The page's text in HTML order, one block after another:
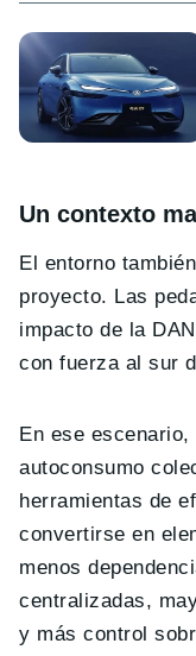
Un contexto
El entorno
proyecto. Las
impacto de la
con fuerza al sur
En ese
autoconsumo
herramientas de
convertirse en
menos
centralizadas,
y más control